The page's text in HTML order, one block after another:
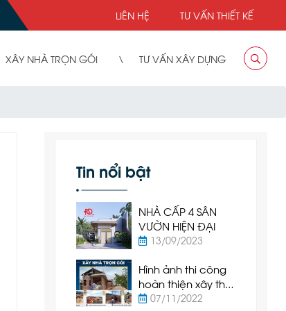
LIÊN HỆ TƯ VẤN THIẾT KẾ
XÂY NHÀ TRỌN GÓI TƯ VẤN XÂY DỰNG
Tin nổi bật
NHÀ CẤP 4 SÂN
VƯỜN HIỆN ĐẠI
13/09/2023
Hình ảnh thi công
hoàn thiện xây thô
nhà cấp 4 tại Hàm
07/11/2022